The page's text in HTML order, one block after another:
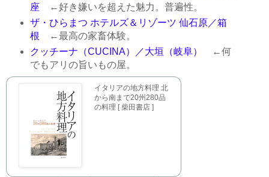
座 ←好き嫌いを超えた魅力。普遍性。
ザ・ひらまつ ホテルズ＆リゾーツ 仙石原／箱
根 ←最高の家畜体験。
クッチーナ（CUCINA）／大垣（岐阜）
←何
でもアリの旨いもの屋。
イタリアの地方料理 北
から南まで20州280品
の料理 [ 柴田書店 ]